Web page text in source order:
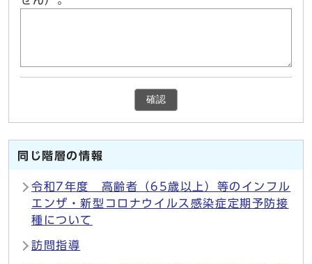
確認
同じ階層の情報
令和7年度 高齢者（65歳以上）等のインフル
エンザ・新型コロナウイルス感染症定期予防接
種について
訪問指導